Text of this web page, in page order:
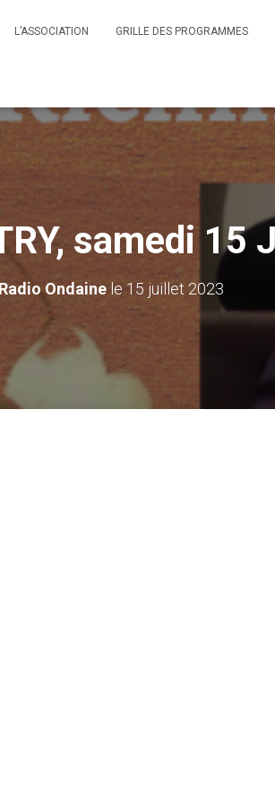
L’ASSOCIATION GRILLE DES PROGRAMMES
samedi 15
Radio Ondaine le 15 juillet 2023